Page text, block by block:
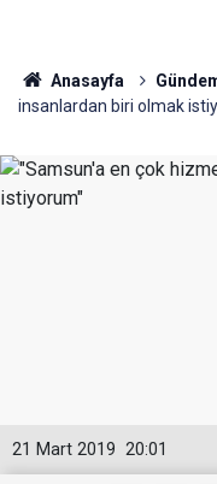
Anasayfa
insanlardan biri olmak
20:01
21 Mart 2019